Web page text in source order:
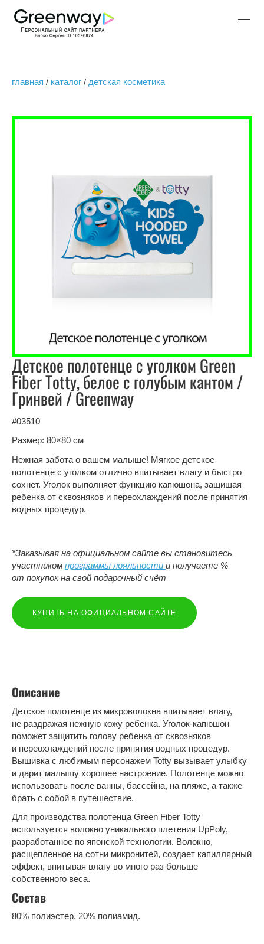
главная / каталог / детская косметика
Детское полотенце с уголком Green
Fiber Totty, белое с голубым кантом /
Гринвей / Greenway
#03510
Размер: 80×80 см
Нежная забота о вашем малыше! Мягкое детское
полотенце с уголком отлично впитывает влагу и быстро
сохнет. Уголок выполняет функцию капюшона, защищая
ребенка от сквозняков и переохлаждений после принятия
водных процедур.
*Заказывая на официальном сайте вы становитесь
участником программы лояльности и получаете %
от покупок на свой подарочный счёт
КУПИТЬ НА ОФИЦИАЛЬНОМ САЙТЕ
Описание
Детское полотенце из микроволокна впитывает влагу,
не раздражая нежную кожу ребенка. Уголок-капюшон
поможет защитить голову ребенка от сквозняков
и переохлаждений после принятия водных процедур.
Вышивка с любимым персонажем Totty вызывает улыбку
и дарит малышу хорошее настроение. Полотенце можно
использовать после ванны, бассейна, на пляже, а также
брать с собой в путешествие.
Для производства полотенца Green Fiber Totty
используется волокно уникального плетения UpPoly,
разработанное по японской технологии. Волокно,
расщепленное на сотни микронитей, создает капиллярный
эффект, впитывая влагу во много раз больше
собственного веса.
Состав
80% полиэстер, 20% полиамид.